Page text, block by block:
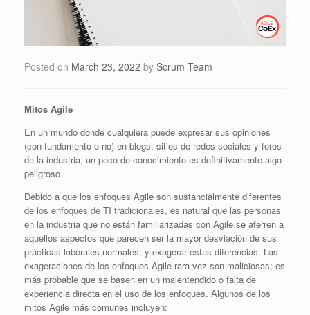
Posted on March 23, 2022 by Scrum Team
Mitos Agile
En un mundo donde cualquiera puede expresar sus opiniones
(con fundamento o no) en blogs, sitios de redes sociales y foros
de la industria, un poco de conocimiento es definitivamente algo
peligroso.
Debido a que los enfoques Agile son sustancialmente diferentes
de los enfoques de TI tradicionales, es natural que las personas
en la industria que no están familiarizadas con Agile se aferren a
aquellos aspectos que parecen ser la mayor desviación de sus
prácticas laborales normales; y exagerar estas diferencias. Las
exageraciones de los enfoques Agile rara vez son maliciosas; es
más probable que se basen en un malentendido o falta de
experiencia directa en el uso de los enfoques. Algunos de los
mitos Agile más comunes incluyen: